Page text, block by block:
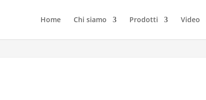
Home Chi siamo Prodotti Video